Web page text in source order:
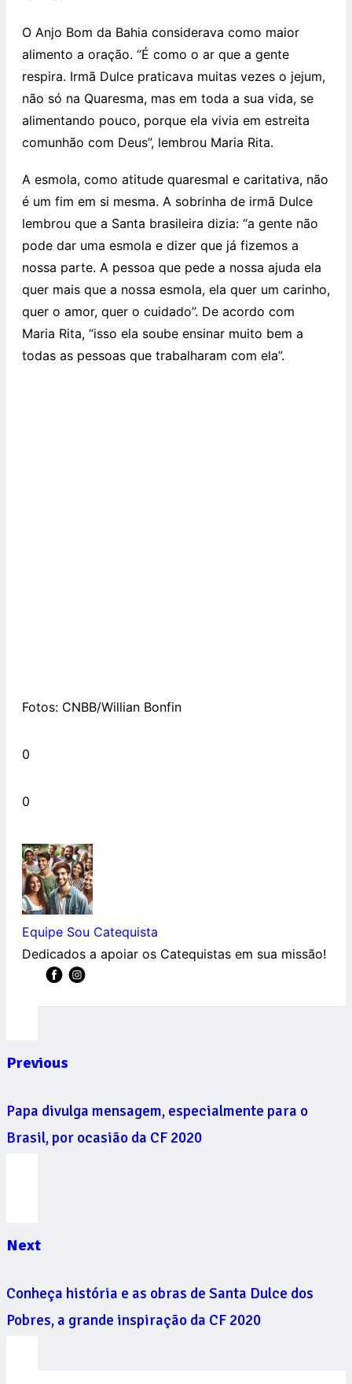
O Anjo Bom da Bahia considerava como maior
alimento a oração. “É como o ar que a gente
respira. Irmã Dulce praticava muitas vezes o jejum,
não só na Quaresma, mas em toda a sua vida, se
alimentando pouco, porque ela vivia em estreita
comunhão com Deus”, lembrou Maria Rita.
A esmola, como atitude quaresmal e caritativa, não
é um fim em si mesma. A sobrinha de irmã Dulce
lembrou que a Santa brasileira dizia: “a gente não
pode dar uma esmola e dizer que já fizemos a
nossa parte. A pessoa que pede a nossa ajuda ela
quer mais que a nossa esmola, ela quer um carinho,
quer o amor, quer o cuidado”. De acordo com
Maria Rita, “isso ela soube ensinar muito bem a
todas as pessoas que trabalharam com ela”.
Fotos: CNBB/Willian Bonfin
0
0
Equipe Sou Catequista
Dedicados a apoiar os Catequistas em sua missão!
Previous
Papa divulga mensagem, especialmente para o
Brasil, por ocasião da CF 2020
Next
Conheça história e as obras de Santa Dulce dos
Pobres, a grande inspiração da CF 2020